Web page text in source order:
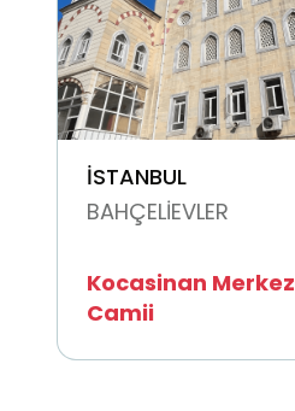
İSTANBUL
BAHÇELİEVLER
Kocasinan Merkez
Camii